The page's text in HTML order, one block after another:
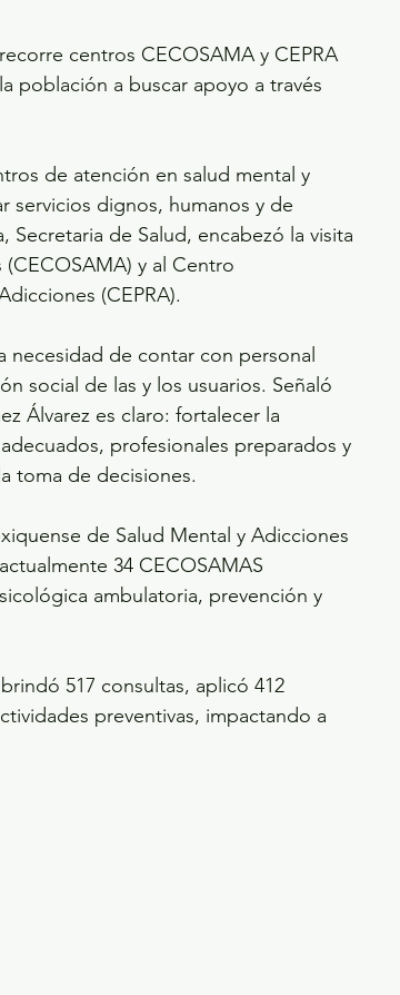
centros CECOSAMA y CEPRA
población a buscar apoyo a través
de atención en salud mental y
servicios dignos, humanos y de
de Salud, encabezó la visita
y al Centro
(CEPRA).
necesidad de contar con personal
social de las y los usuarios. Señaló
Álvarez es claro: fortalecer la
profesionales preparados y
toma de decisiones.
de Salud Mental y Adicciones
34 CECOSAMAS
ambulatoria, prevención y
517 consultas, aplicó 412
preventivas, impactando a